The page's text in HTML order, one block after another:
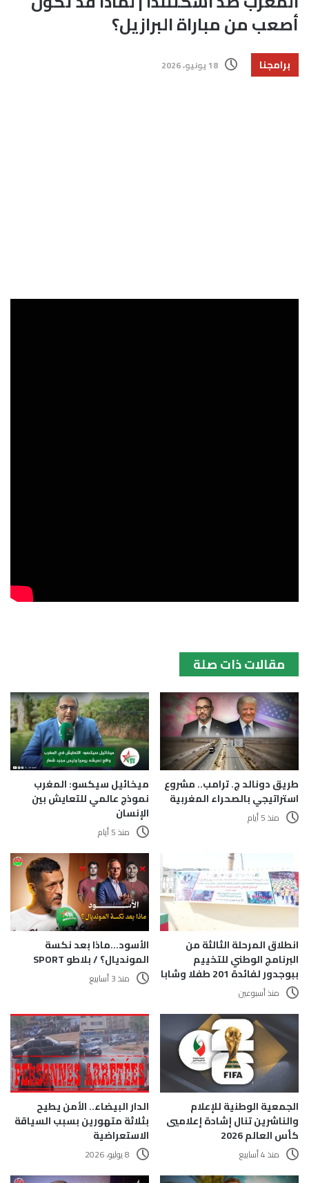
أصعب من مباراة البرازيل؟
برامجنا 18 يونيو، 2026
مقالات ذات صلة
طريق دونالد ج. ترامب.. مشروع
استراتيجي بالصحراء المغربية
منذ 5 أيام
ميخائيل سيكسو: المغرب
نموذج عالمي للتعايش بين
الإنسان
منذ 5 أيام
انطلاق المرحلة الثالثة من
البرنامج الوطني للتخييم
ببوجدور لفائدة 201 طفلا وشابا
منذ أسبوعين
الأسود…ماذا بعد نكسة
المونديال؟ / بلاطو SPORT
منذ 3 أسابيع
الجمعية الوطنية للإعلام
والناشرين تنال إشادة إعلاميي
كأس العالم 2026
منذ 4 أسابيع
الدار البيضاء.. الأمن يطيح
بثلاثة متهورين بسبب السياقة
الاستعراضية
8 يوليو، 2026